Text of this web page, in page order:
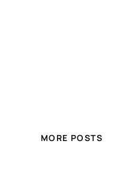
MORE POSTS